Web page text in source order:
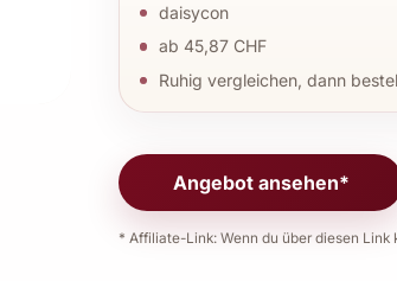
daisycon
ab 45,87 CHF
Ruhig vergleichen, dann
Angebot ansehen*
* Affiliate-Link: Wenn du über diesen